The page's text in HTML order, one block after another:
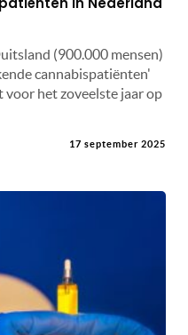
(900.000 mensen)
cannabispatiënten'
voor het zoveelste jaar op
17 september 2025